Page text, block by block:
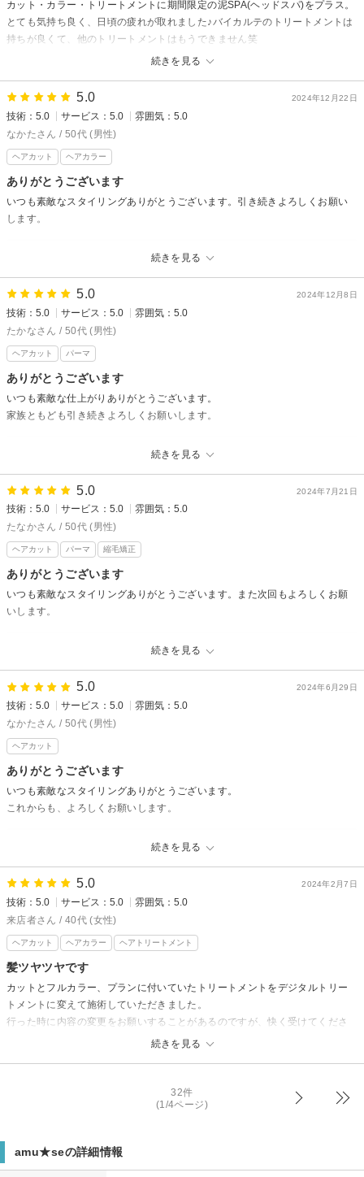
続きを見る
カット・カラー・トリートメントに期間限定の泥SPA(ヘッドスパ)をプラス。
とても気持ち良く、日頃の疲れが取れました♪バイカルテのトリートメントは
持ちが良くて、他のトリートメントはもうできません笑
いつもありがとうございます！泥のヘッドスパ暖かくて気持ちが良いです
よね。疲れも取れたようで良かったです★バイカルテトリートメントも今
の季節にもピッタリと思います。髪がキレイに保たれてるのもバイカルテ
い。心よりお待ちしております！松蔭
2024年12月22日
5.0
技術：5.0 サービス：5.0
雰囲気：5.0
なかたさん / 50代 (男性)
ヘアカット ヘアカラー
ありがとうございます
続きを見る
いつも素敵なスタイリングありがとうございます。引き続きよろしくお願い
します。
で風邪など気を付けて下さいね。次回も心よりお待ちしております。松蔭
2024年12月8日
5.0
技術：5.0 サービス：5.0
雰囲気：5.0
たかなさん / 50代 (男性)
ヘアカット パーマ
ありがとうございます
続きを見る
いつも素敵な仕上がりありがとうございます。
家族ともども引き続きよろしくお願いします。
ご家族担当させて頂けて光栄です。
スタイリングの方は上手くできましたでしょうか？
またいつでもご相談くださいね！次回も心よりお待ちしております！
2024年7月21日
5.0
技術：5.0 サービス：5.0
雰囲気：5.0
たなかさん / 50代 (男性)
ヘアカット パーマ 縮毛矯正
ありがとうございます
続きを見る
いつも素敵なスタイリングありがとうございます。また次回もよろしくお願
いします。
暑くなってきたのでお身体に気をつけてくださいね！次回も心よりお待ち
しております。松蔭
2024年6月29日
5.0
技術：5.0 サービス：5.0
雰囲気：5.0
なかたさん / 50代 (男性)
ヘアカット
ありがとうございます
続きを見る
いつも素敵なスタイリングありがとうございます。
これからも、よろしくお願いします。
さいね。むずかしい時はいつでも聞いて下さい。次回も心よりお待ちして
おります。松蔭
2024年2月7日
5.0
技術：5.0 サービス：5.0
雰囲気：5.0
来店者さん / 40代 (女性)
ヘアカット ヘアカラー ヘアトリートメント
髪ツヤツヤです
続きを見る
カットとフルカラー、プランに付いていたトリートメントをデジタルトリー
トメントに変えて施術していただきました。
行った時に内容の変更をお願いすることがあるのですが、快く受けてくださ
るので申し訳ないと思いつつ本当に助かります。
32件
(1/4ページ)
amu★seの詳細情報